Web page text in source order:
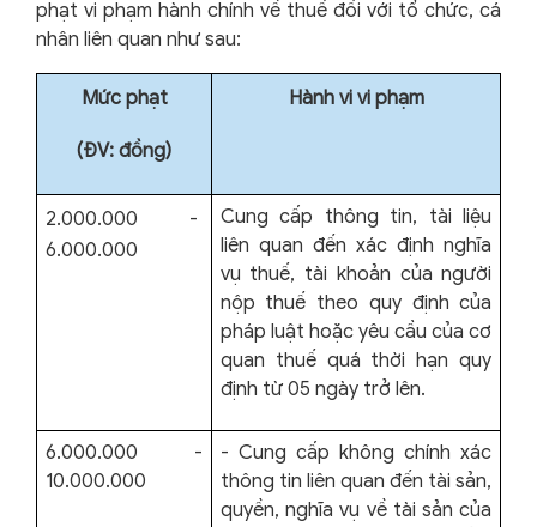
phạt vi phạm hành chính về thuế đối với tổ chức, cá
nhân liên quan như sau:
Mức phạt
(ĐV: đồng)
Hành vi vi phạm
2.000.000 -
6.000.000
Cung cấp thông tin, tài liệu
liên quan đến xác định nghĩa
vụ thuế, tài khoản của người
nộp thuế theo quy định của
pháp luật hoặc yêu cầu của cơ
quan thuế quá thời hạn quy
định từ 05 ngày trở lên.
6.000.000 -
10.000.000
- Cung cấp không chính xác
thông tin liên quan đến tài sản,
quyền, nghĩa vụ về tài sản của